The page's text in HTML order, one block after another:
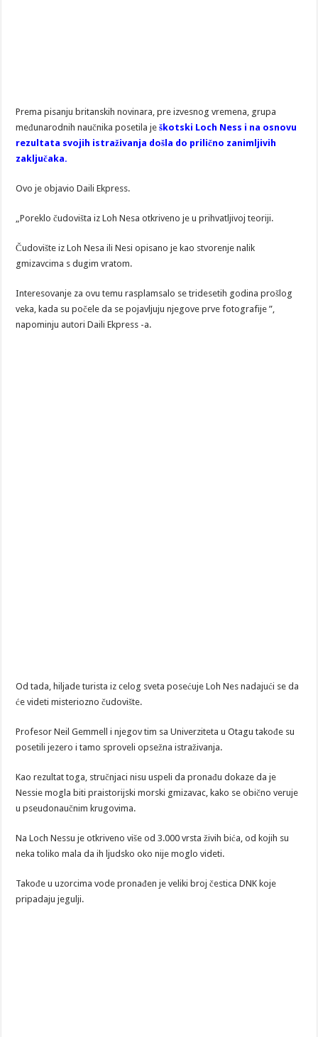
Prema pisanju britanskih novinara, pre izvesnog vremena, grupa
međunarodnih naučnika posetila ješkotski Loch Ness i na osnovu
rezultata svojih istraživanja došla do prilično zanimljivih
zaključaka.
Ovo je objavio Daili Ekpress.
„Poreklo čudovišta iz Loh Nesa otkriveno je u prihvatljivoj teoriji.
Čudovište iz Loh Nesa ili Nesi opisano je kao stvorenje nalik
gmizavcima s dugim vratom.
Interesovanje za ovu temu rasplamsalo se tridesetih godina prošlog
veka, kada su počele da se pojavljuju njegove prve fotografije ”,
napominju autori Daili Ekpress -a.
Od tada, hiljade turista iz celog sveta posećuje Loh Nes nadajući se da
će videti misteriozno čudovište.
Profesor Neil Gemmell i njegov tim sa Univerziteta u Otagu takođe su
posetili jezero i tamo sproveli opsežna istraživanja.
Kao rezultat toga, stručnjaci nisu uspeli da pronađu dokaze da je
Nessie mogla biti praistorijski morski gmizavac, kako se obično veruje
u pseudonaučnim krugovima.
Na Loch Nessu je otkriveno više od 3.000 vrsta živih bića, od kojih su
neka toliko mala da ih ljudsko oko nije moglo videti.
Takođe u uzorcima vode pronađen je veliki broj čestica DNK koje
pripadaju jegulji.